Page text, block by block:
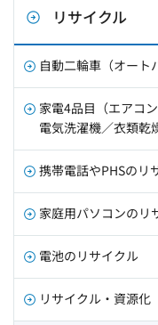
リサイクル
自動二輪車（オート
家電4品目（エアコ
電気洗濯機／衣類乾
携帯電話やPHSのリ
家庭用パソコンのリ
電池のリサイクル
リサイクル・資源化